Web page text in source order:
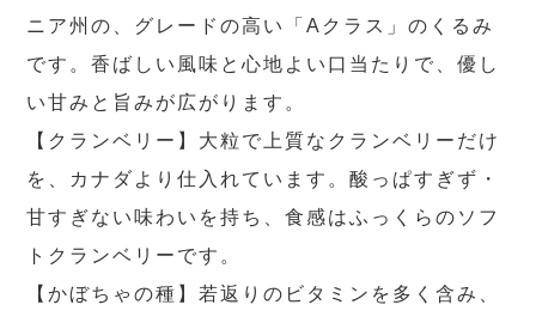
ニア州の、グレードの高い「Aクラス」のくるみ
です。香ばしい風味と心地よい口当たりで、優し
い甘みと旨みが広がります。
【クランベリー】大粒で上質なクランベリーだけ
を、カナダより仕入れています。酸っぱすぎず・
甘すぎない味わいを持ち、食感はふっくらのソフ
トクランベリーです。
【かぼちゃの種】若返りのビタミンを多く含み、